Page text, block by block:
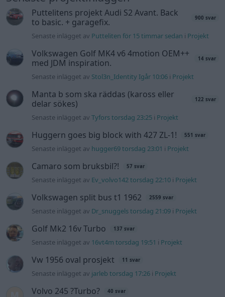
Puttelitens projekt Audi S2 Avant. Back
to basic. + garagefix.
900 svar
Senaste inlägget av Putteliten för 15 timmar sedan i Projekt
Volkswagen Golf MK4 v6 4motion OEM++
med JDM inspiration.
14 svar
Senaste inlägget av Stol3n_Identity Igår 10:06 i Projekt
Manta b som ska räddas (kaross eller
delar sökes)
122 svar
Senaste inlägget avTyfors torsdag 23:25 i Projekt
Huggern goes big block with 427 ZL-1! 551 svar
Senaste inlägget av hugger69 torsdag 23:01 i Projekt
Camaro som bruksbil?! 57 svar
Senaste inlägget av Ev_volvo142 torsdag 22:10 i Projekt
Volkswagen split bus t1 1962 2559 svar
Senaste inlägget av Dr_snuggels torsdag 21:09 i Projekt
Golf Mk2 16v Turbo 137 svar
Senaste inlägget av 16vt4m torsdag 19:51 i Projekt
Vw 1956 oval prosjekt 11 svar
Senaste inlägget av jarleb torsdag 17:26 i Projekt
Volvo 245 ?Turbo? 40 svar